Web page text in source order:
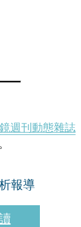
鏡週刊動態雜誌
報導